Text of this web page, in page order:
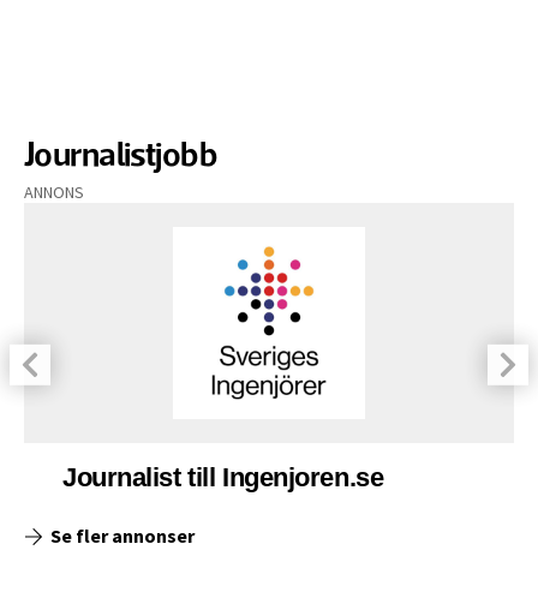
Journalistjobb
ANNONS
Journalist till Ingenjoren.se
Se fler annonser